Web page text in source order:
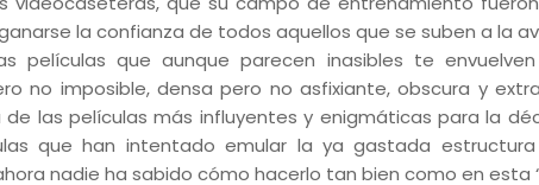
la confianza de todos aquellos que se suben a la
películas que aunque parecen inasibles te
no imposible, densa pero no asfixiante, obscura y
de las películas más influyentes y enigmáticas para la
que han intentado emular la ya gastada estructura
nadie ha sabido cómo hacerlo tan bien como en esta